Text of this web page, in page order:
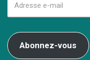
Abonnez-vous